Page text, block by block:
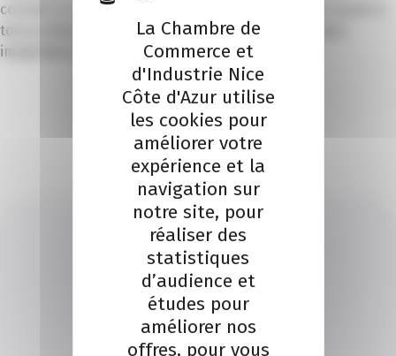
commerce et du tourisme au sens large, mais reste ouvert à
tout professionnel d’une structure (privée / publique)
implantée en région Sud.
Je m'inscris en ligne
MARJORIE BILLAUD
Je contacte un conseiller
La Chambre de
Commerce et
d'Industrie Nice
Côte d'Azur utilise
les cookies pour
améliorer votre
expérience et la
navigation sur
notre site, pour
réaliser des
statistiques
d’audience et
études pour
améliorer nos
offres, pour vous